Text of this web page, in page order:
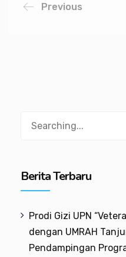
Previous
Berita Terbaru
Prodi Gizi UPN
dengan UMRAH
Pendampingan